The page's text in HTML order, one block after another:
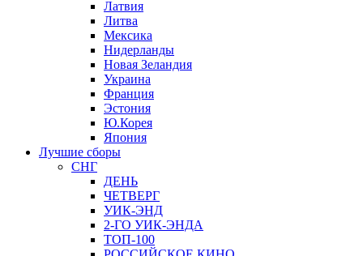
Латвия
Литва
Мексика
Нидерланды
Новая Зеландия
Украина
Франция
Эстония
Ю.Корея
Япония
Лучшие сборы
СНГ
ДЕНЬ
ЧЕТВЕРГ
УИК-ЭНД
2-ГО УИК-ЭНДА
ТОП-100